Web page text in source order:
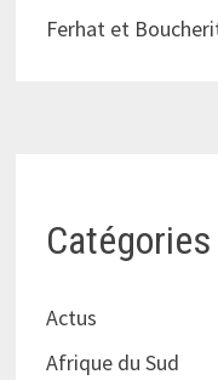
Ferhat et
Catégories
Actus
Afrique du Sud